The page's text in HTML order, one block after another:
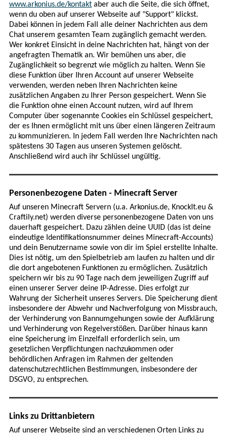
www.arkonius.de/kontaktaber auch die Seite, die sich öffnet,
wenn du oben auf unserer Webseite auf "Support" klickst.
Dabei können in jedem Fall alle deiner Nachrichten aus dem
Chat unserem gesamten Team zugänglich gemacht werden.
Wer konkret Einsicht in deine Nachrichten hat, hängt von der
angefragten Thematik an. Wir bemühen uns aber, die
Zugänglichkeit so begrenzt wie möglich zu halten. Wenn Sie
diese Funktion über Ihren Account auf unserer Webseite
verwenden, werden neben Ihren Nachrichten keine
zusätzlichen Angaben zu Ihrer Person gespeichert. Wenn Sie
die Funktion ohne einen Account nutzen, wird auf Ihrem
Computer über sogenannte Cookies ein Schlüssel gespeichert,
der es Ihnen ermöglicht mit uns über einen längeren Zeitraum
zu kommunizieren. In jedem Fall werden Ihre Nachrichten nach
spätestens 30 Tagen aus unseren Systemen gelöscht.
Anschließend wird auch ihr Schlüssel ungültig.
Personenbezogene Daten - Minecraft Server
Auf unseren Minecraft Servern (u.a. Arkonius.de, KnockIt.eu &
Craftily.net) werden diverse personenbezogene Daten von uns
dauerhaft gespeichert. Dazu zählen deine UUID (das ist deine
eindeutige Identifikationsnummer deines Minecraft-Accounts)
und dein Benutzername sowie von dir im Spiel erstellte Inhalte.
Dies ist nötig, um den Spielbetrieb am laufen zu halten und dir
die dort angebotenen Funktionen zu ermöglichen. Zusätzlich
speichern wir bis zu 90 Tage nach dem jeweiligen Zugriff auf
einen unserer Server deine IP-Adresse. Dies erfolgt zur
Wahrung der Sicherheit unseres Servers. Die Speicherung dient
insbesondere der Abwehr und Nachverfolgung von Missbrauch,
der Verhinderung von Bannumgehungen sowie der Aufklärung
und Verhinderung von Regelverstößen. Darüber hinaus kann
eine Speicherung im Einzelfall erforderlich sein, um
gesetzlichen Verpflichtungen nachzukommen oder
behördlichen Anfragen im Rahmen der geltenden
datenschutzrechtlichen Bestimmungen, insbesondere der
DSGVO, zu entsprechen.
Links zu Drittanbietern
Auf unserer Webseite sind an verschiedenen Orten Links zu